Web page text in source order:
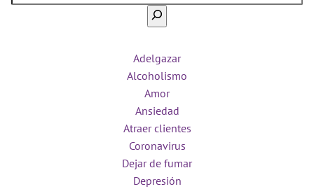
Adelgazar
Alcoholismo
Amor
Ansiedad
Atraer clientes
Coronavirus
Dejar de fumar
Depresión